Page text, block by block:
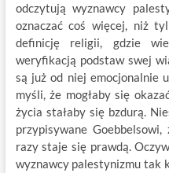
odczytują wyznawcy
oznaczać coś więcej, niż
definicję religii, gdzie
weryfikacją podstaw swej
są już od niej emocjonalnie
myśli, że mogłaby się
życia stałaby się bzdurą.
przypisywane
razy staje się prawdą.
wyznawcy palestynizmu tak